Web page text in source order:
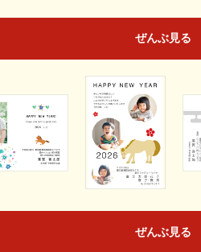
ぜんぶ見る
ぜんぶ見る